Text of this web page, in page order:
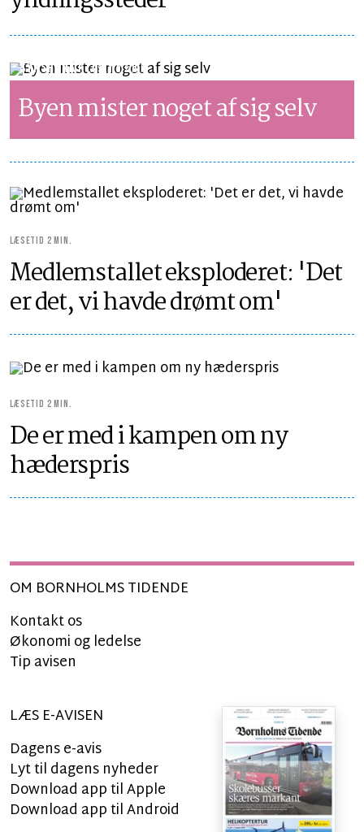
SYNSPUNKTLÆSETID 2 MIN.
Byen mister noget af sig selv
LÆSETID 2 MIN.
Medlemstallet eksploderet: 'Det
er det, vi havde drømt om'
LÆSETID 2 MIN.
De er med i kampen om ny
hæderspris
OM BORNHOLMS TIDENDE
Kontakt os
Økonomi og ledelse
Tip avisen
LÆS E-AVISEN
Dagens e-avis
Lyt til dagens nyheder
Download app til Apple
Download app til Android